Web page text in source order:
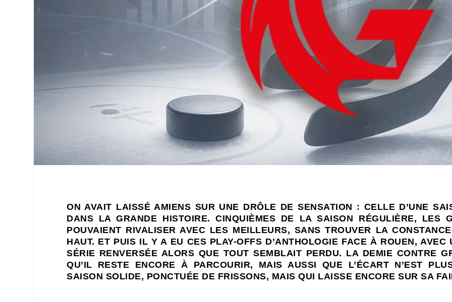
ON AVAIT LAISSÉ AMIENS SUR UNE DRÔLE DE SENSATION : CELLE D’UNE
DANS LA GRANDE HISTOIRE. CINQUIÈMES DE LA SAISON RÉGULIÈRE, LES
POUVAIENT RIVALISER AVEC LES MEILLEURS, SANS TROUVER LA
HAUT. ET PUIS IL Y A EU CES PLAY-OFFS D’ANTHOLOGIE FACE À ROUEN,
SÉRIE RENVERSÉE ALORS QUE TOUT SEMBLAIT PERDU. LA DEMIE CONTRE
QU’IL RESTE ENCORE À PARCOURIR, MAIS AUSSI QUE L’ÉCART N’EST
SAISON SOLIDE, PONCTUÉE DE FRISSONS, MAIS QUI LAISSE ENCORE SUR SA